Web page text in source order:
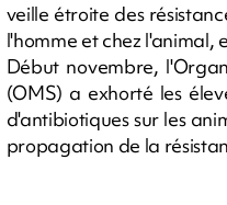
veille étroite des
l'homme et chez l'animal,
Début novembre,
(OMS) a exhorté les
d'antibiotiques sur les
propagation de la